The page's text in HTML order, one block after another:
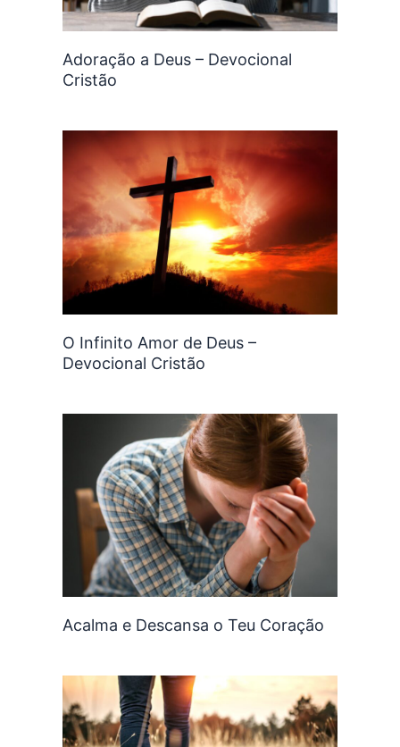
Adoração a Deus – Devocional
Cristão
O Infinito Amor de Deus –
Devocional Cristão
Acalma e Descansa o Teu Coração